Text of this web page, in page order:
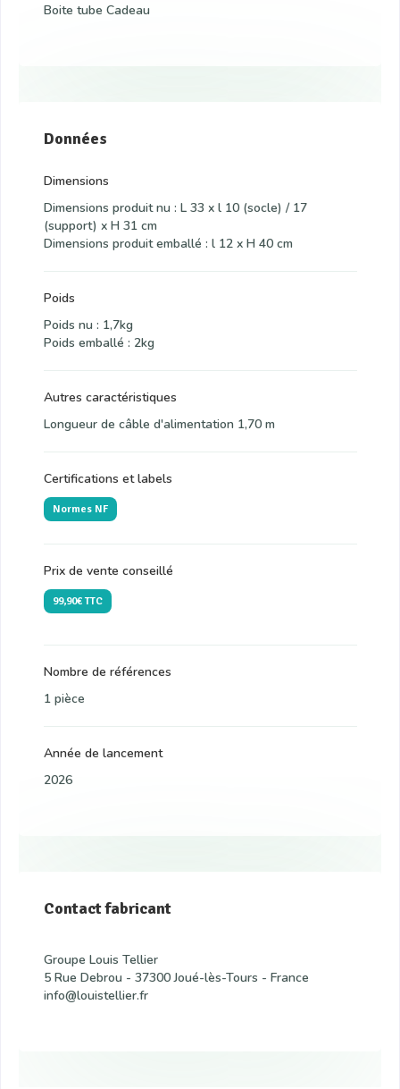
Boite tube Cadeau
Données
Dimensions
Dimensions produit nu : L 33 x l 10 (socle) / 17
(support) x H 31 cm
Dimensions produit emballé : l 12 x H 40 cm
Poids
Poids nu : 1,7kg
Poids emballé : 2kg
Autres caractéristiques
Longueur de câble d'alimentation 1,70 m
Certifications et labels
Normes NF
Prix de vente conseillé
99,90€ TTC
Nombre de références
1 pièce
Année de lancement
2026
Contact fabricant
Groupe Louis Tellier
5 Rue Debrou - 37300 Joué-lès-Tours - France
info@louistellier.fr